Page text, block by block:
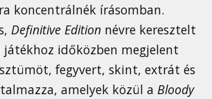
koncentrálnék írásomban.
Definitive Edition névre keresztelt
időközben megjelent
fegyvert, skint, extrát és
amelyek közül a Bloody